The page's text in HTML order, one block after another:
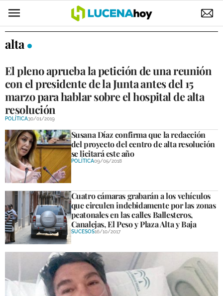
POLÍTICA
ELECCIONES
SUCESOS
ECONOMÍA
DESARROLLO LOCAL
LUCENA EMPRESAS
OCIO
COFRADÍAS
DEPORTES
COMPETICIONES
DEPORTE BASE
alta
El pleno aprueba la petición de una reunión
con el presidente de la Junta antes del 15
marzo para hablar sobre el hospital de alta
resolución
POLÍTICA30/01/2019
Susana Díaz confirma que la redacción
del proyecto del centro de alta resolución
se licitará este año
POLÍTICA09/05/2018
Cuatro cámaras grabarán a los vehículos
que circulen indebidamente por las zonas
peatonales en las calles Ballesteros,
Canalejas, El Peso y Plaza Alta y Baja
SUCESOS16/10/2017